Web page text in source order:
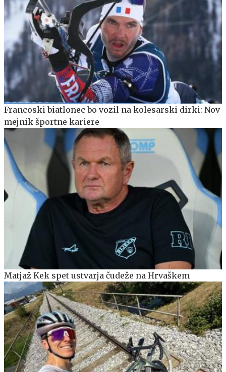
Francoski biatlonec bo vozil na kolesarski dirki: Nov
mejnik športne kariere
Matjaž Kek spet ustvarja čudeže na Hrvaškem